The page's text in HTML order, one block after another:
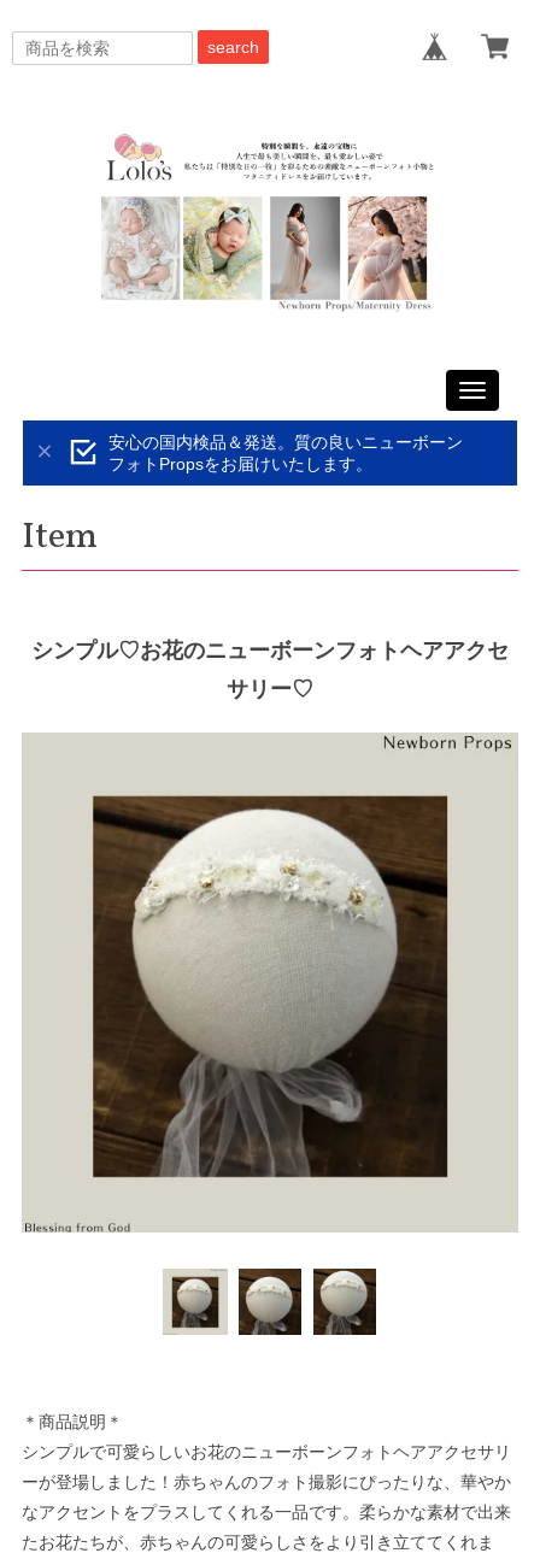
search
Toggle
安心の国内検品＆発送。質の良いニューボーン
フォトPropsをお届けいたします。
Item
シンプル♡お花のニューボーンフォトヘアアクセ
サリー♡
＊商品説明＊
シンプルで可愛らしいお花のニューボーンフォトヘアアクセサリ
ーが登場しました！赤ちゃんのフォト撮影にぴったりな、華やか
なアクセントをプラスしてくれる一品です。柔らかな素材で出来
たお花たちが、赤ちゃんの可愛らしさをより引き立ててくれま